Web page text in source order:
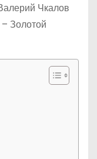
Чкалов
Золотой